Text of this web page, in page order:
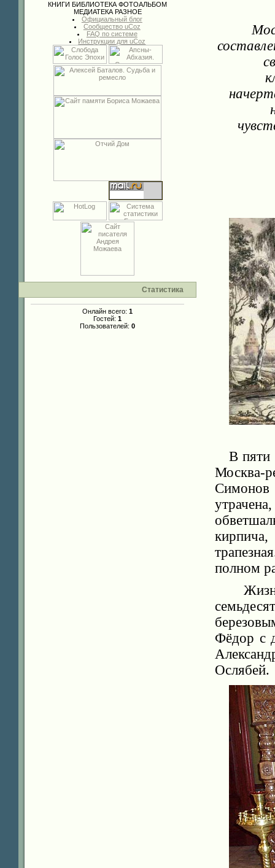
КНИГИ БИБЛИОТЕКА ФОТОАЛЬБОМ
МЕДИАТЕКА РАЗНОЕ
Официальный блог
Сообщество uCoz
FAQ по системе
Инструкции для uCoz
Статистика
Онлайн всего: 1
Гостей: 1
Пользователей: 0
Впяти
Москва-
полном
Фёдор с
Ослябей.